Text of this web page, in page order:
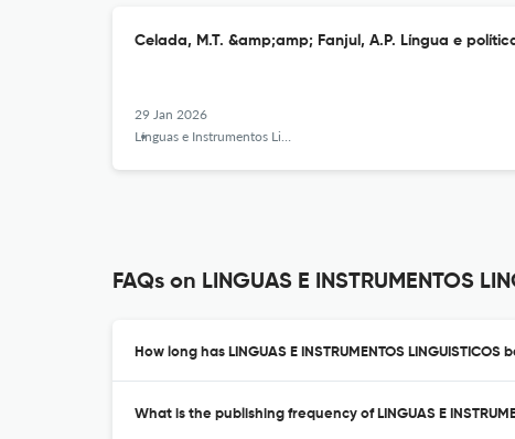
Celada, M.T. &amp;amp; Fanjul, A.P. Língua e
29 Jan 2026
Línguas e Instrumentos Linguísticos
FAQs on LINGUAS E INSTRUMENTOS
How long has LINGUAS E INSTRUMENTOS
What is the publishing frequency of LINGUAS E